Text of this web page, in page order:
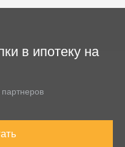
в ипотеку на